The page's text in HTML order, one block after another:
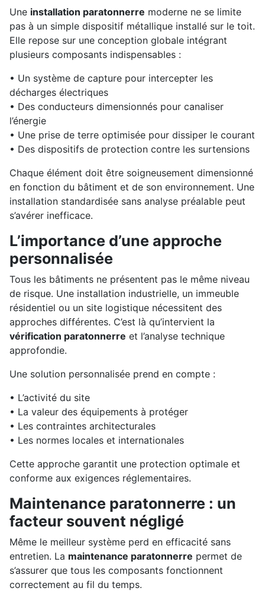
Une installation paratonnerre moderne ne se limite
pas à un simple dispositif métallique installé sur le toit.
Elle repose sur une conception globale intégrant
plusieurs composants indispensables :
• Un système de capture pour intercepter les
décharges électriques
• Des conducteurs dimensionnés pour canaliser
l’énergie
• Une prise de terre optimisée pour dissiper le courant
• Des dispositifs de protection contre les surtensions
Chaque élément doit être soigneusement dimensionné
en fonction du bâtiment et de son environnement. Une
installation standardisée sans analyse préalable peut
s’avérer inefficace.
L’importance d’une approche
personnalisée
Tous les bâtiments ne présentent pas le même niveau
de risque. Une installation industrielle, un immeuble
résidentiel ou un site logistique nécessitent des
approches différentes. C’est là qu’intervient la
vérification paratonnerre et l’analyse technique
approfondie.
Une solution personnalisée prend en compte :
• L’activité du site
• La valeur des équipements à protéger
• Les contraintes architecturales
• Les normes locales et internationales
Cette approche garantit une protection optimale et
conforme aux exigences réglementaires.
Maintenance paratonnerre : un
facteur souvent négligé
Même le meilleur système perd en efficacité sans
entretien. La maintenance paratonnerre permet de
s’assurer que tous les composants fonctionnent
correctement au fil du temps.